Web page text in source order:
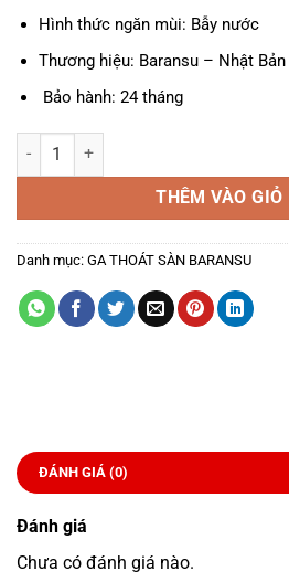
Hình thức ngăn mùi: Bẫy nước
Thương hiệu: Baransu – Nhật Bản
Bảo hành: 24 tháng
Ga Thoát Sàn A-919G số lượng
THÊM VÀO GIỎ
Danh mục: GA THOÁT SÀN BARANSU
ĐÁNH GIÁ (0)
Đánh giá
Chưa có đánh giá nào.